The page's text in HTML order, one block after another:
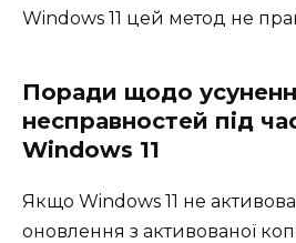
Windows 11 цей метод не
Поради щодо
несправностей під
Windows 11
Якщо Windows 11 не
оновлення з активованої